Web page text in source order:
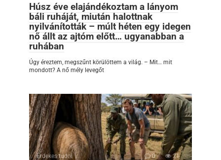
Húsz éve elajándékoztam a lányom
báli ruháját, miután halottnak
nyilvánították – múlt héten egy idegen
nő állt az ajtóm előtt… ugyanabban a
ruhában
Úgy éreztem, megszűnt körülöttem a világ. – Mit… mit
mondott? A nő mély levegőt
Érdekes tudni 0 21